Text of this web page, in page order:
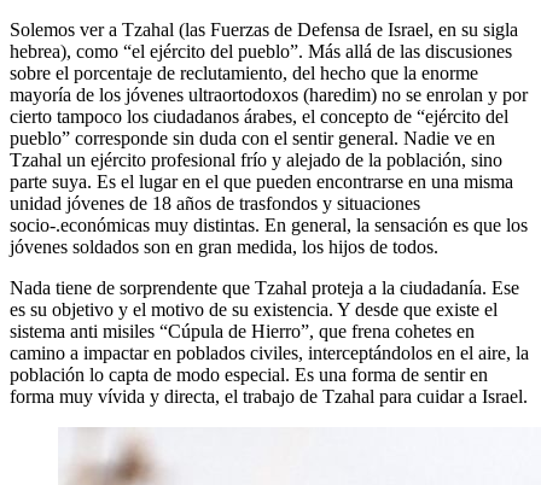
Solemos ver a Tzahal (las Fuerzas de Defensa de Israel, en su sigla
hebrea), como “el ejército del pueblo”. Más allá de las discusiones
sobre el porcentaje de reclutamiento, del hecho que la enorme
mayoría de los jóvenes ultraortodoxos (haredim) no se enrolan y por
cierto tampoco los ciudadanos árabes, el concepto de “ejército del
pueblo” corresponde sin duda con el sentir general. Nadie ve en
Tzahal un ejército profesional frío y alejado de la población, sino
parte suya. Es el lugar en el que pueden encontrarse en una misma
unidad jóvenes de 18 años de trasfondos y situaciones
socio-.económicas muy distintas. En general, la sensación es que los
jóvenes soldados son en gran medida, los hijos de todos.
Nada tiene de sorprendente que Tzahal proteja a la ciudadanía. Ese
es su objetivo y el motivo de su existencia. Y desde que existe el
sistema anti misiles “Cúpula de Hierro”, que frena cohetes en
camino a impactar en poblados civiles, interceptándolos en el aire, la
población lo capta de modo especial. Es una forma de sentir en
forma muy vívida y directa, el trabajo de Tzahal para cuidar a Israel.